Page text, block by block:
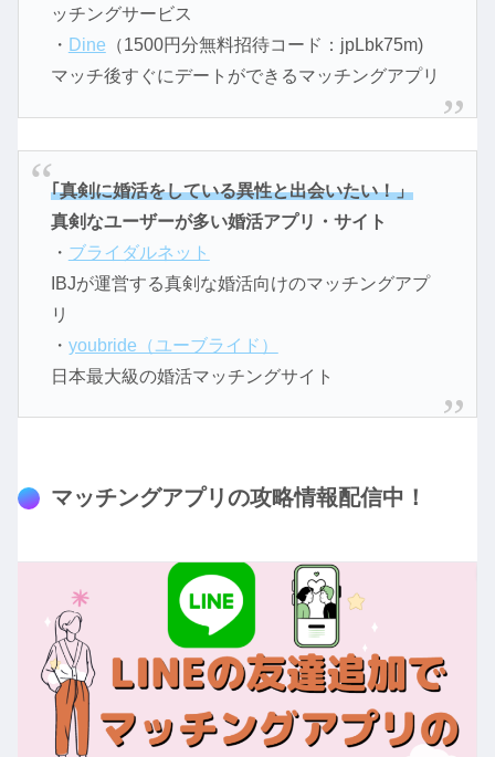
ッチングサービス
・ Dine （1500円分無料招待コード：jpLbk75m)
マッチ後すぐにデートができるマッチングアプリ
｢真剣に婚活をしている異性と出会いたい！」
真剣なユーザーが多い婚活アプリ・サイト
・ ブライダルネット
IBJが運営する真剣な婚活向けのマッチングアプ
リ
・ youbride（ユーブライド）
日本最大級の婚活マッチングサイト
マッチングアプリの攻略情報配信中！